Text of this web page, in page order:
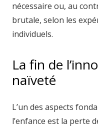
nécessaire ou, au
brutale, selon les
individuels.
La fin de
naïveté
L’un des aspects
l’enfance est la perte